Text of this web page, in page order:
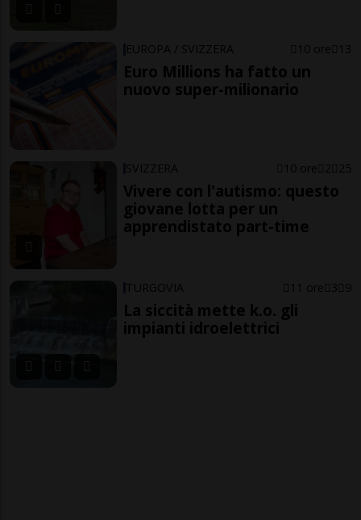
EUROPA / SVIZZERA 10 ore 13
Euro Millions ha fatto un
nuovo super-milionario
SVIZZERA 10 ore 2 25
Vivere con l'autismo: questo
giovane lotta per un
apprendistato part-time
TURGOVIA 11 ore 3 9
La siccità mette k.o. gli
impianti idroelettrici